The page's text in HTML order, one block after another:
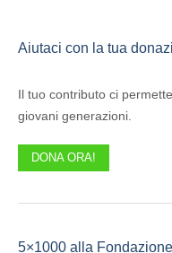
Aiutaci con la tua
Il tuo contributo ci
giovani generazioni.
DONA ORA!
5×1000 alla